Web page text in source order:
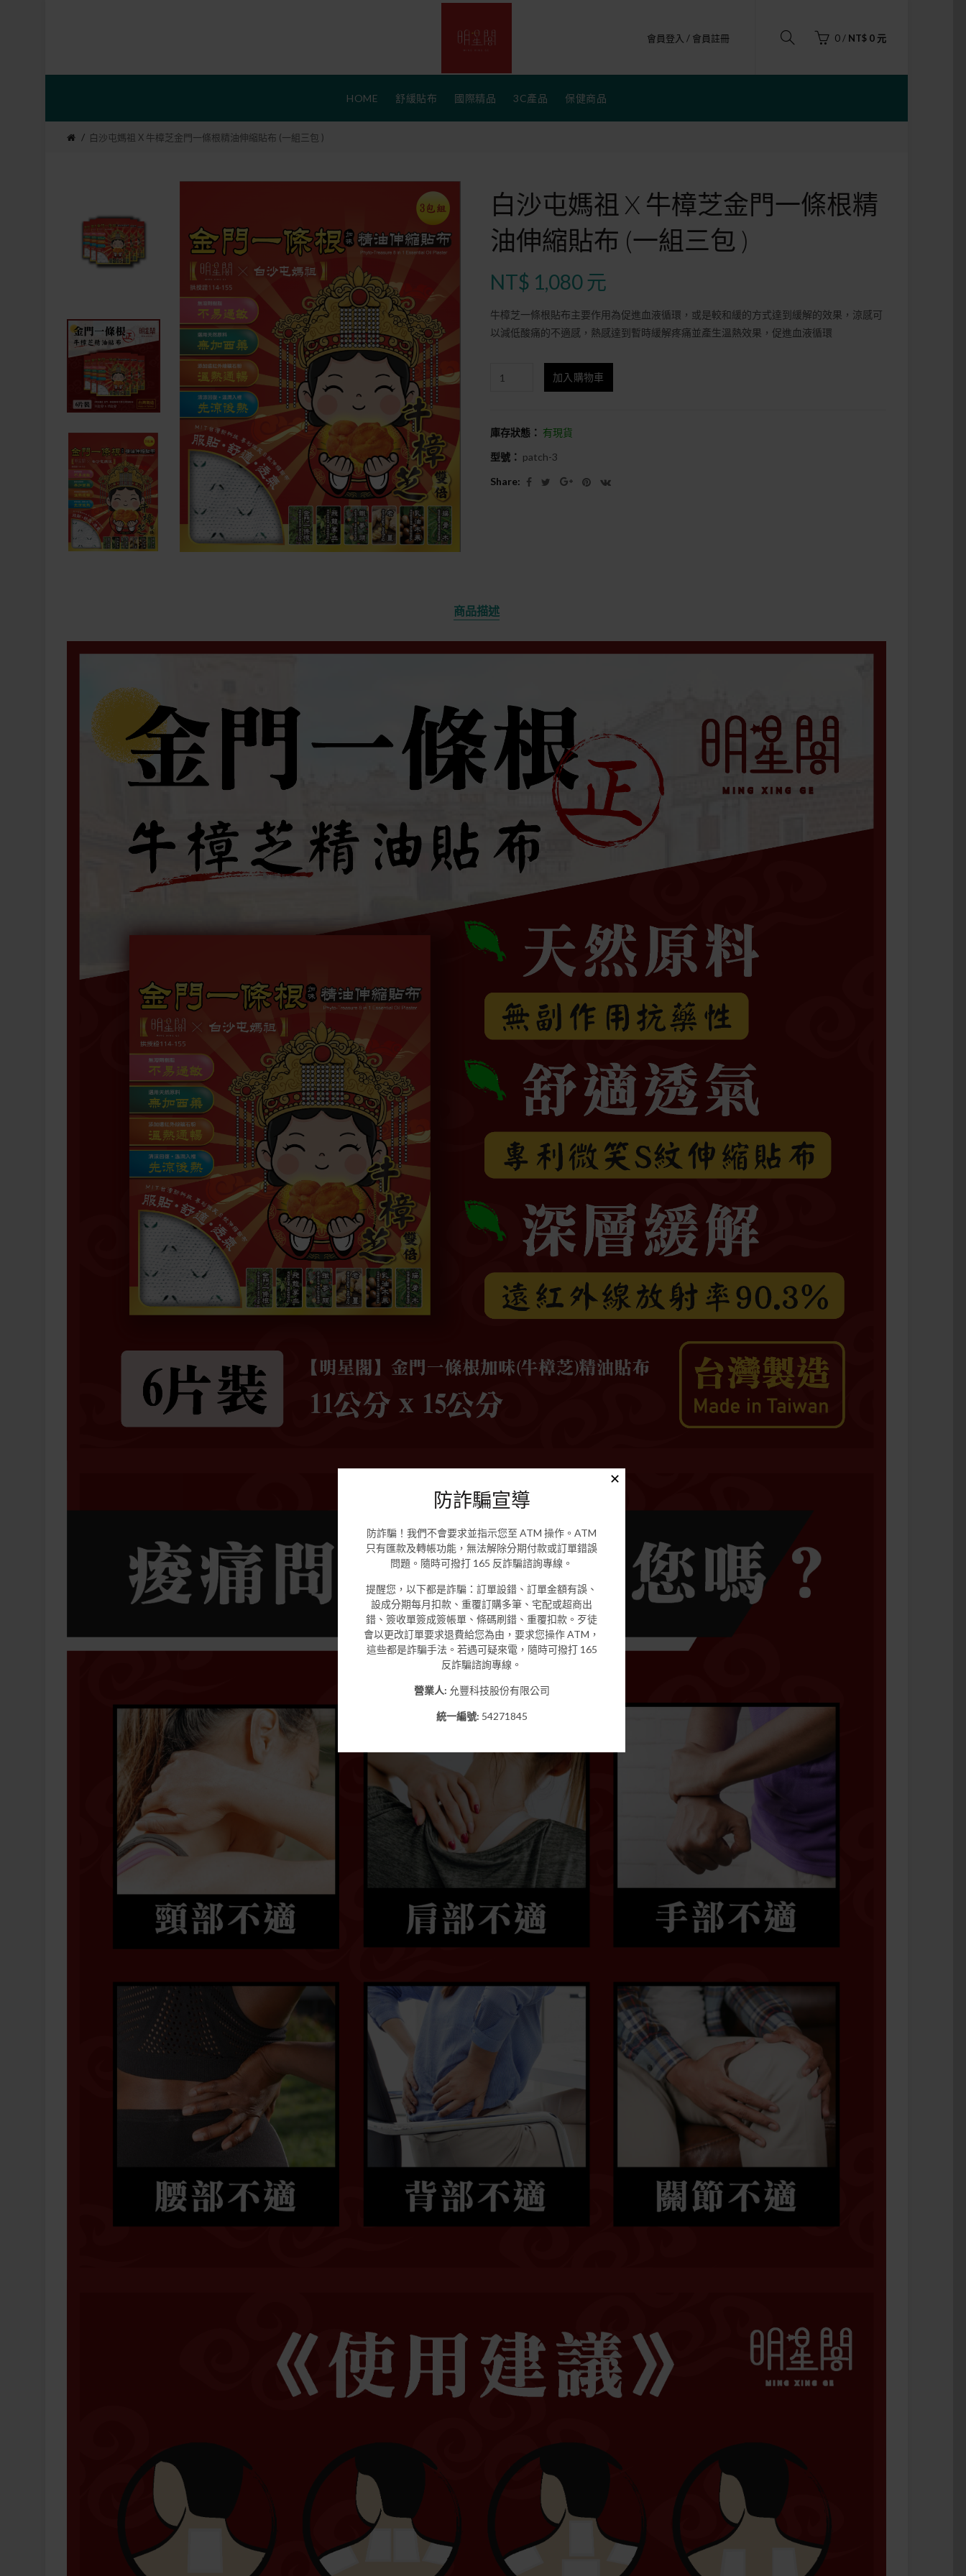
會員登入 / 會員註冊 0 / NT$ 0 元
HOME 舒緩貼布 國際精品 3C產品 保健商品
白沙屯媽祖 X 牛樟芝金門一條根精油伸縮貼布 (一組三包 )
白沙屯媽祖 X 牛樟芝金門一條根精
油伸縮貼布 (一組三包 )
NT$ 1,080 元
牛樟芝一條根貼布主要作用為促進血液循環，或是較和緩的方式達到緩解的效果，涼感可
以減低酸痛的不適感，熱感達到暫時緩解疼痛並產生溫熱效果，促進血液循環
加入購物車
庫存狀態： 有現貨
型號： patch-3
Share:
商品描述
✕
防詐騙宣導
防詐騙！我們不會要求並指示您至 ATM 操作。ATM
只有匯款及轉帳功能，無法解除分期付款或訂單錯誤
問題。隨時可撥打 165 反詐騙諮詢專線。
提醒您，以下都是詐騙：訂單設錯、訂單金額有誤、
設成分期每月扣款、重覆訂購多筆、宅配或超商出
錯、簽收單簽成簽帳單、條碼刷錯、重覆扣款。歹徒
會以更改訂單要求退費給您為由，要求您操作 ATM，
這些都是詐騙手法。若遇可疑來電，隨時可撥打 165
反詐騙諮詢專線。
營業人: 允豐科技股份有限公司
統一編號: 54271845